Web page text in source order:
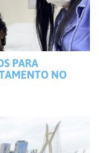
PARA
NO